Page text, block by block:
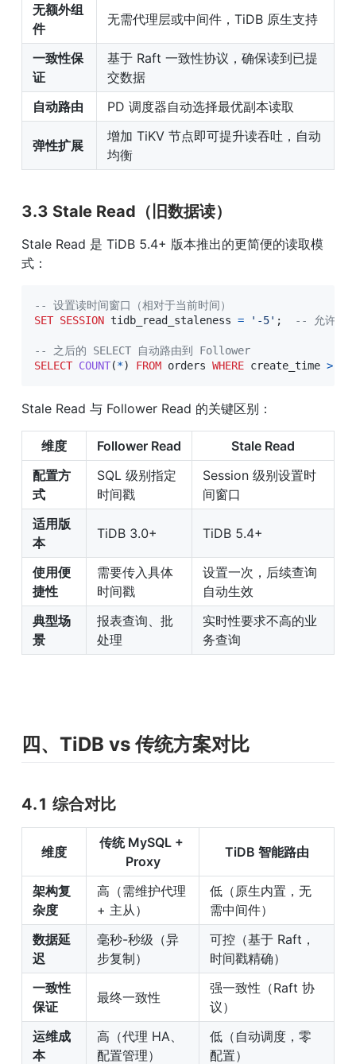
无额外组
件
无需代理层或中间件，TiDB 原生支持
一致性保
证
基于 Raft 一致性协议，确保读到已提
交数据
自动路由
PD 调度器自动选择最优副本读取
弹性扩展
增加 TiKV 节点即可提升读吞吐，自动
均衡
3.3 Stale Read（旧数据读）
Stale Read 是 TiDB 5.4+ 版本推出的更简便的读取模
式：
-- 设置读时间窗口（相对于当前时间）
SET SESSION tidb_read_staleness = '-5' ; -- 允许 5
-- 之后的 SELECT 自动路由到 Follower
SELECT COUNT(*) FROM orders WHERE create_time >
Stale Read 与 Follower Read 的关键区别：
维度 Follower Read
Stale Read
配置方
式
SQL 级别指定
时间戳
Session 级别设置时
间窗口
适用版
本
TiDB 3.0+ TiDB 5.4+
使用便
捷性
需要传入具体
时间戳
设置一次，后续查询
自动生效
典型场
景
报表查询、批
处理
实时性要求不高的业
务查询
四、TiDB vs 传统方案对比
4.1 综合对比
维度
传统 MySQL +
Proxy
TiDB 智能路由
架构复
杂度
高（需维护代理
+ 主从）
低（原生内置，无
需中间件）
数据延
迟
毫秒-秒级（异
步复制）
可控（基于 Raft，
时间戳精确）
一致性
保证
最终一致性
强一致性（Raft 协
议）
运维成
本
高（代理 HA、
配置管理）
低（自动调度，零
配置）